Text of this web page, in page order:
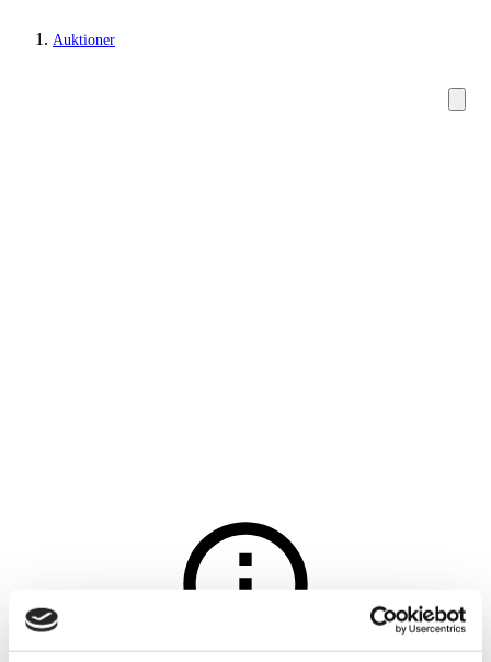
Auktioner